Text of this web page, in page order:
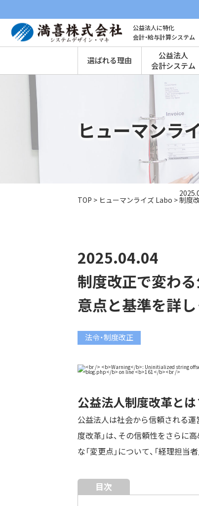
公益法人に特化
会計・給与計算システム
選ばれる理由
公益法人
会計システム
ヒューマンラ
TOP > ヒューマンライズ Labo >制度
2025.04.04
制度改正で変わ
意点と基準を詳
法令・制度改正
公益法人制度改革と
公益法人は社会から信頼される運
度改革」は、その信頼性をさらに
な「変更点」について、「経理担
目次